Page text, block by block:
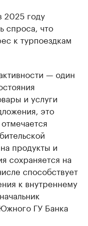
2025 году
спроса, что
к турпоездкам
— один
и услуги
это
продукты и
сохраняется на
способствует
к внутреннему
ГУ Банка